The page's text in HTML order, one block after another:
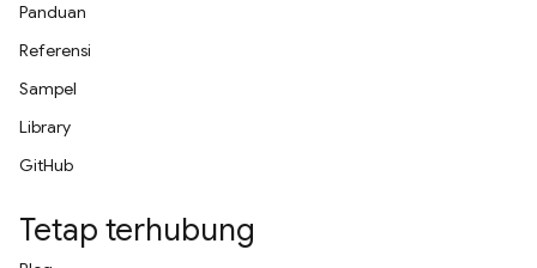
Panduan
Referensi
Sampel
Library
GitHub
Tetap terhubung